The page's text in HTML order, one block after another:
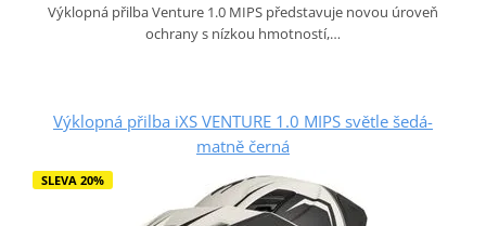
Výklopná přilba Venture 1.0 MIPS představuje novou úroveň
ochrany s nízkou hmotností,…
Výklopná přilba iXS VENTURE 1.0 MIPS světle šedá-
matně černá
SLEVA 20%